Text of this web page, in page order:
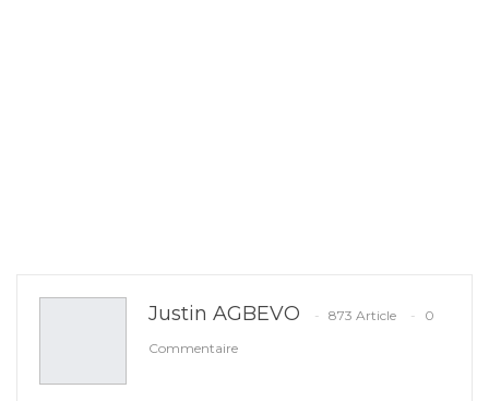
Justin AGBEVO 873 Article
0
Commentaire